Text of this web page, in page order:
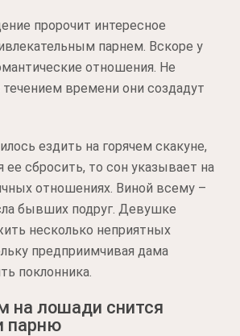
пророчит интересное
парнем. Вскоре у
отношения. Не
времени они создадут
ездить на горячем скакуне,
сбросить, то сон указывает на
отношениях. Виной всему –
бывших подруг. Девушке
несколько неприятных
предприимчивая дама
поклонника.
на лошади снится
парню